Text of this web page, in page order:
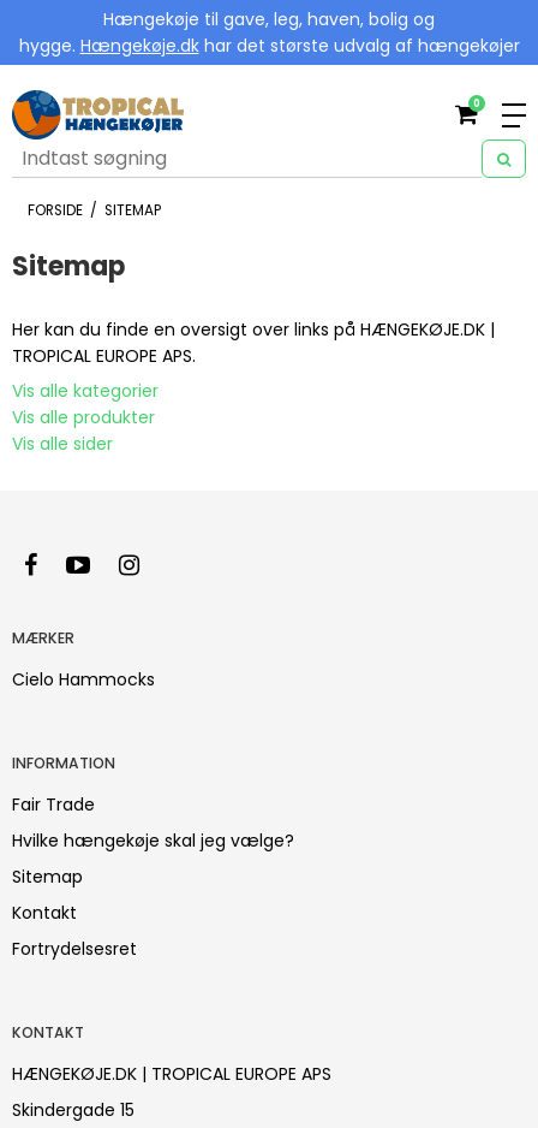
Hængekøje til gave, leg, haven, bolig og
hygge. Hængekøje.dkhar det største udvalg af hængekøjer
0
FORSIDE / SITEMAP
Sitemap
Her kan du finde en oversigt over links på HÆNGEKØJE.DK |
TROPICAL EUROPE APS.
Vis alle kategorier
Vis alle produkter
Vis alle sider
MÆRKER
Cielo Hammocks
INFORMATION
Fair Trade
Hvilke hængekøje skal jeg vælge?
Sitemap
Kontakt
Fortrydelsesret
KONTAKT
HÆNGEKØJE.DK | TROPICAL EUROPE APS
Skindergade 15